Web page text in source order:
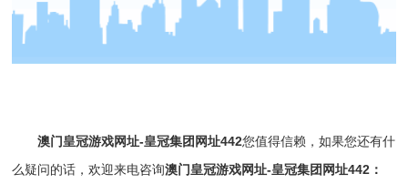
澳门皇冠游戏网址-皇冠集团网址442您值得信赖，如果您还有什
么疑问的话，欢迎来电咨询澳门皇冠游戏网址-皇冠集团网址442 ：